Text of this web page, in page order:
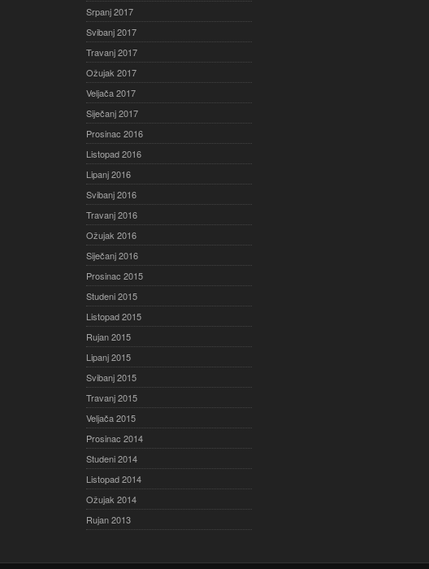
Srpanj 2017
Svibanj 2017
Travanj 2017
Ožujak 2017
Veljača 2017
Siječanj 2017
Prosinac 2016
Listopad 2016
Lipanj 2016
Svibanj 2016
Travanj 2016
Ožujak 2016
Siječanj 2016
Prosinac 2015
Studeni 2015
Listopad 2015
Rujan 2015
Lipanj 2015
Svibanj 2015
Travanj 2015
Veljača 2015
Prosinac 2014
Studeni 2014
Listopad 2014
Ožujak 2014
Rujan 2013